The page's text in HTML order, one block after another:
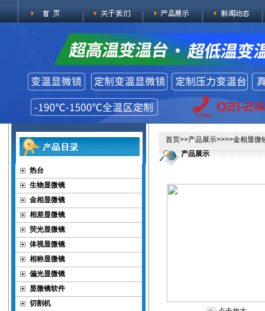
热台
生物显微镜
金相显微镜
相差显微镜
荧光显微镜
体视显微镜
相称显微镜
偏光显微镜
显微镜软件
切割机
首页>>产品展示>>>>金相显微
产品展示